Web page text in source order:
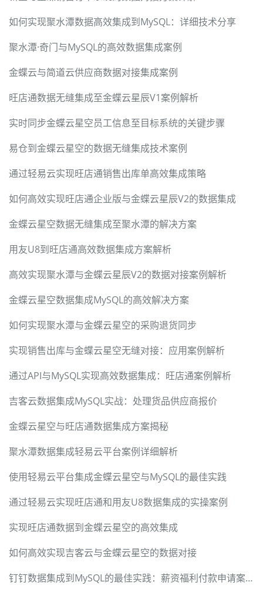
如何实现聚水潭数据高效集成到MySQL：详细技术分享
聚水潭·奇门与MySQL的高效数据集成案例
金蝶云与简道云供应商数据对接集成案例
旺店通数据无缝集成至金蝶云星辰V1案例解析
实时同步金蝶云星空员工信息至目标系统的关键步骤
易仓到金蝶云星空的数据无缝集成技术案例
通过轻易云实现旺店通销售出库单高效集成策略
如何高效实现旺店通企业版与金蝶云星辰V2的数据集成
金蝶云星空数据无缝集成至聚水潭的解决方案
用友U8到旺店通高效数据集成方案解析
高效实现聚水潭与金蝶云星辰V2的数据对接案例解析
金蝶云星空数据集成MySQL的高效解决方案
如何实现聚水潭与金蝶云星空的采购退货同步
实现销售出库与金蝶云星空无缝对接：应用案例解析
通过API与MySQL实现高效数据集成：旺店通案例解析
吉客云数据集成MySQL实战：处理货品供应商报价
金蝶云星空与旺店通数据集成方案揭秘
聚水潭数据集成轻易云平台案例详细解析
使用轻易云平台集成金蝶云星空与MySQL的最佳实践
通过轻易云实现旺店通和用友U8数据集成的实操案例
实现旺店通数据到金蝶云星空的高效集成
如何高效实现吉客云与金蝶云星空的数据对接
钉钉数据集成到MySQL的最佳实践：薪资福利付款申请案例详解